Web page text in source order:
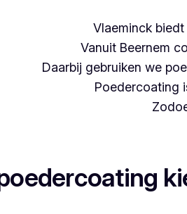
Vlaeminck
Vanuit Beernem
Daarbij gebruiken we
Poedercoating